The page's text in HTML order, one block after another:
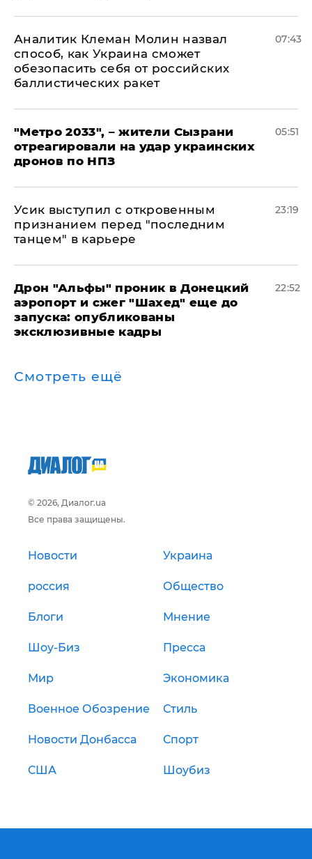
Аналитик Клеман Молин назвал
способ, как Украина сможет
обезопасить себя от российских
баллистических ракет
07:43
"Метро 2033", – жители Сызрани
отреагировали на удар украинских
дронов по НПЗ
05:51
Усик выступил с откровенным
признанием перед "последним
танцем" в карьере
23:19
Дрон "Альфы" проник в Донецкий
аэропорт и сжег "Шахед" еще до
запуска: опубликованы
эксклюзивные кадры
22:52
Смотреть ещё
© 2026, Диалог.ua
Все права защищены.
Новости Украина
россия Общество
Блоги Мнение
Шоу-Биз Пресса
Мир Экономика
Военное Обозрение Стиль
Новости Донбасса Спорт
США Шоубиз